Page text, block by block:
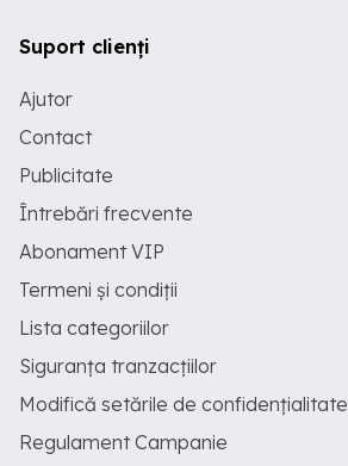
Suport clienți
Ajutor
Contact
Publicitate
Întrebări frecvente
Abonament VIP
Termeni și condiții
Lista categoriilor
Siguranța tranzacțiilor
Modifică setările de confidențialitate
Regulament Campanie